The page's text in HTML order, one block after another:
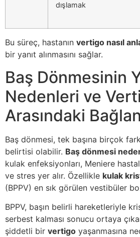
dışlamak
Bu süreç, hastanın vertigo nasıl
bir yanıt alınmasını sağlar.
Baş Dönmesinin
Nedenleri ve
Arasındaki
Baş dönmesi, tek başına birçok
belirtisi olabilir. Baş dönmesi
kulak enfeksiyonları, Meniere
ve stres yer alır. Özellikle kulak
(BPPV) en sık görülen vestibüler
BPPV, başın belirli hareketleriyle
serbest kalması sonucu ortaya
şiddetli bir vertigo yaşanmasına